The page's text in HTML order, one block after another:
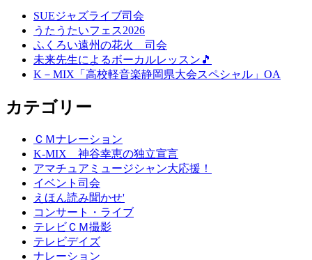
SUEジャズライブ司会
うたうたいフェス2026
ふくろい遠州の花火 司会
未来先生によるボーカルレッスン🎵
K－MIX「高校軽音楽静岡県大会スペシャル」OA
カテゴリー
ＣＭナレーション
K-MIX 神谷幸恵の独立宣言
アマチュアミュージシャン大応援！
イベント司会
えほん読み聞かせ'
コンサート・ライブ
テレビＣＭ撮影
テレビデイズ
ナレーション